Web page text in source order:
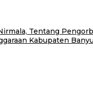
Tentang
Kabupaten